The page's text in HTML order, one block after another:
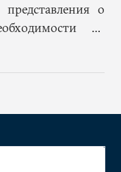
о
не
то Ксения